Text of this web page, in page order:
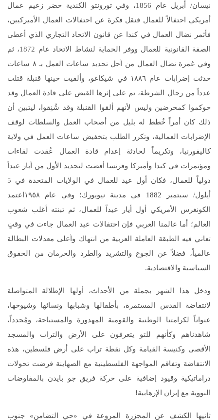
نيسان/ أبريل عام 1856، وفي تورونتو الكندية حضر زعيم عمال
أمريكي احتفالاً للعمال فنقل فكرة عن احتفالات العمال الأميركيين،
فأثمر نضال العمال في كندا عن قانون الاتحاد التجاري الذي أعطى
الصفة القانونية للعمال ووفر الحماية لنشاط الاتحاد عام 1872، ثم
وفي غمرة نضال العمال من أجل تحديد ساعات العمل بـ ٨ ساعات
حدثت إضرابات عام ١٨٨٦ في شيكاغو، وألقيت حينها قنبلة قتلت
عدداً من رجال الشرطة، تم على إثرها القبض على قادة العمال وقد
حوكموا كمحرضين وليس لأنهم ألقوا القنبلة وقد شُنِقوا، ليتبين أن
ذلك كان أمراً خُطط له بليل من أصحاب العمل والسلطات لوقف
الإضرابات العمالية، وتكرر الطلب بتخفيض ساعات العمل في ولاية
كاليفورنيا، وتكريماً لحادثة إعدام قادة العمال عُقدت لقاءات
ومؤتمرات في كندا وأميركا وفرنسا أفضت لتحديد الأول من أيار عيداً
دولياً للعمال، فكان أول عيد للعمال في الولايات المتحدة في 5
أيلول/ سبتمبر 1882 في مدينة نيويورك؛ وفي عام ١٩٥٨اعتمد
الكونغرس الأمريكي أول أيار عيداً للعمال، ثم تبنته أغلب شعوب
العالم؛ أما عالمنا العربي فإن احتفالات عيد العمال جاءت في وقتٍ
تعاني فيه الطبقة العاملة العربية من انتهاك وأعلى معدلات البطالة
عالمياً، فضلاً عن الجوع والتشريد والطرد والحرمان من الحقوق
السياسية والاقتصادية.
ودخل هذا الشهر بجملة من الأحداث، أولها الإطلالة المتواصلة
لانتفاضة القدس المستمرة، بأطفالها وشبابها ونسائها وشيوخها،
عنواناً لكرامتنا الوطنية والقومية المهدورة والمستباحة، ومُجدداً،
شاهدناهم وكأنهم للتو يتعرفون على الأرض والتراب والمسجد
الأقصى وكنيسة القيامة وكل نقطة تراب على أرض فلسطين، هذه
الانتفاضة وتفاقم المواجهة الفلسطينية مع الصهاينة فرضت تحولات
دراماتيكية وقيود إضافية على حركة فريق جو بايدن بالمفاوضات
النووية مع إيران الإرهابية!
ثانيها الكشف عن المجزرة المروعة في «حي التضامن» جنوب